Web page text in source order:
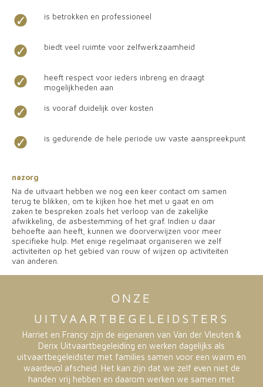
is betrokken en professioneel
biedt veel ruimte voor zelfwerkzaamheid
heeft respect voor ieders inbreng en draagt ​​
mogelijkheden aan
is vooraf duidelijk over kosten
is gedurende de hele periode uw vaste aanspreekpunt
nazorg
Na de uitvaart hebben we nog een keer contact om samen
terug te blikken, om te kijken hoe het met u gaat en om
zaken te bespreken zoals het verloop van de zakelijke
afwikkeling, de asbestemming of het graf. Indien u daar
behoefte aan heeft, kunnen we doorverwijzen voor meer
specifieke hulp. Met enige regelmaat organiseren we zelf
activiteiten op het gebied van rouw of wijzen op activiteiten
van anderen.
ONZE
UITVAARTBEGELEIDSTERS
Harriet en Francy zijn de eigenaren van Van der Vleuten &
Derix Uitvaartbegeleiding en werken dagelijks als
uitvaartbegeleidster met families samen voor een warm en
waardevol afscheid. Het kan zijn dat we zelf even niet de
handen vrij hebben en daarom werken we samen met